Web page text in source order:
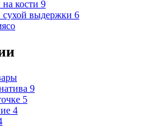
кости 9
сухой выдержки 6
9
5
4